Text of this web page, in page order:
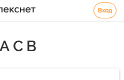
Вход
С В